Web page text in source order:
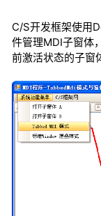
C/S开发框架使用
件管理MDI子窗体
前激活状态的子窗